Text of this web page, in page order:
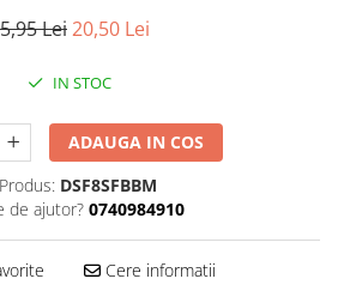
/ Interviuri
Lei20,50 Lei
IN STOC
ADAUGA IN COS
DSF8SFBBM
de ajutor? 0740984910
Cere informatii